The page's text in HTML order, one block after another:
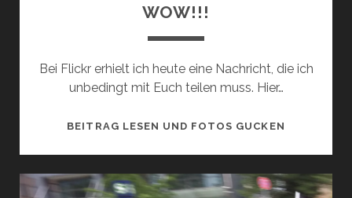
WOW!!!
Bei Flickr erhielt ich heute eine Nachricht, die ich
unbedingt mit Euch teilen muss. Hier…
BEITRAG LESEN UND FOTOS GUCKEN